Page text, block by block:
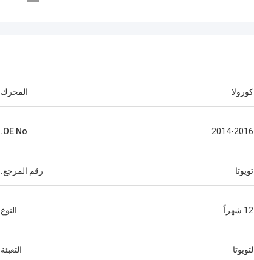
كورولا المحرك
2014-2016
OE No.
تويوتا رقم المرجع.
12 شهراً النوع
لتويوتا التعبئة